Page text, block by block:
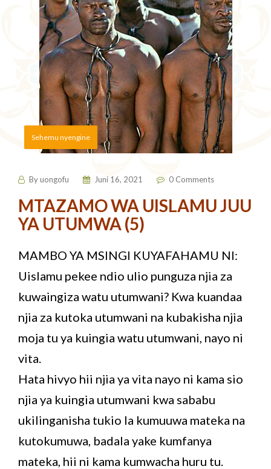
Sehemu nyengine
Byuongofu Juni 16, 2021 0 Comments
MTAZAMO WA UISLAMU JUU
YA UTUMWA (5)
MAMBO YA MSINGI KUYAFAHAMU NI:
Uislamu pekee ndio ulio punguza njia za
kuwaingiza watu utumwani? Kwa kuandaa
njia za kutoka utumwani na kubakisha njia
moja tu ya kuingia watu utumwani, nayo ni
vita.
Hata hivyo hii njia ya vita nayo ni kama sio
njia ya kuingia utumwani kwa sababu
ukilinganisha tukio la kumuuwa mateka na
kutokumuwa, badala yake kumfanya
mateka, hii ni kama kumwacha huru tu.